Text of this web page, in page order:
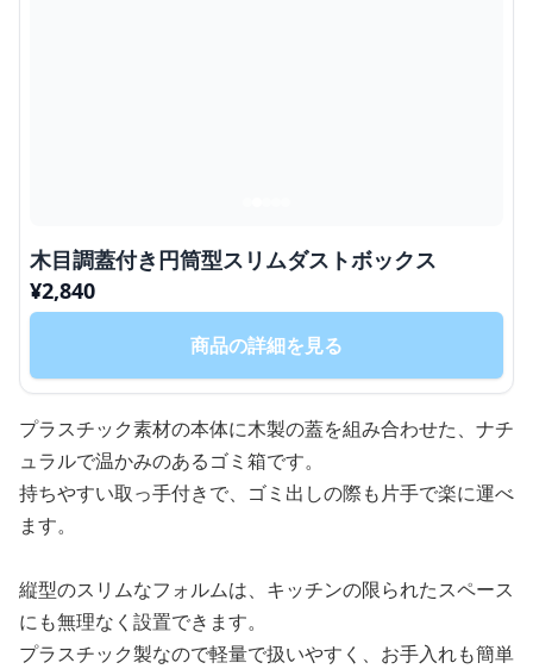
木目調蓋付き円筒型スリムダストボックス
¥2,840
商品の詳細を見る
プラスチック素材の本体に木製の蓋を組み合わせた、ナチ
ュラルで温かみのあるゴミ箱です。
持ちやすい取っ手付きで、ゴミ出しの際も片手で楽に運べ
ます。
縦型のスリムなフォルムは、キッチンの限られたスペース
にも無理なく設置できます。
プラスチック製なので軽量で扱いやすく、お手入れも簡単